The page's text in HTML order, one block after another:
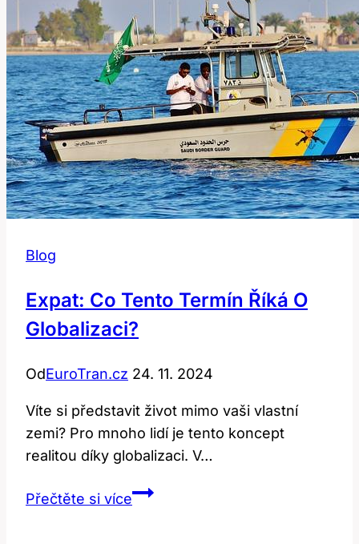
Blog
Expat: Co Tento Termín Říká O
Globalizaci?
OdEuroTran.cz 24. 11. 2024
Víte si představit život mimo vaši vlastní
zemi? Pro mnoho lidí je tento koncept
realitou díky globalizaci. V…
Přečtěte si víceExpat: